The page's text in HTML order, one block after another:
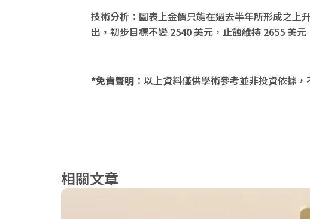
技術分析：圖表上金價只能在過去半年所形成之上
出，初步目標不變 2540 美元，止蝕維持 2655 美元
*免責聲明 ：以上資料僅供學術參考並非投資依據
相關文章